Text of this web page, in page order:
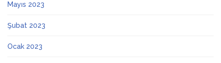
Mayıs 2023
Şubat 2023
Ocak 2023